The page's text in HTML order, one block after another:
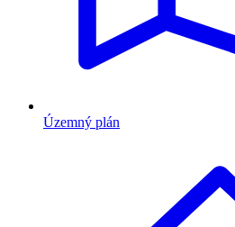
Územný plán